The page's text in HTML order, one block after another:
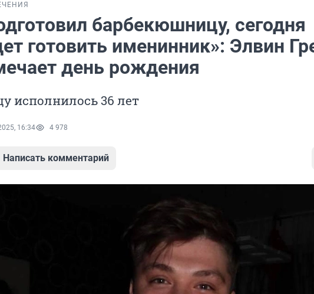
барбекюшницу, сегодня
готовить именинник»: Элвин
день рождения
исполнилось 36 лет
16:34 4 978
Написать комментарий